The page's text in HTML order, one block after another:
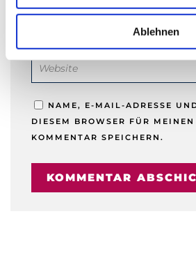
Ablehnen
NAME, E-MAIL-ADRESSE
DIESEM BROWSER FÜR MEINEN
KOMMENTAR SPEICHERN.